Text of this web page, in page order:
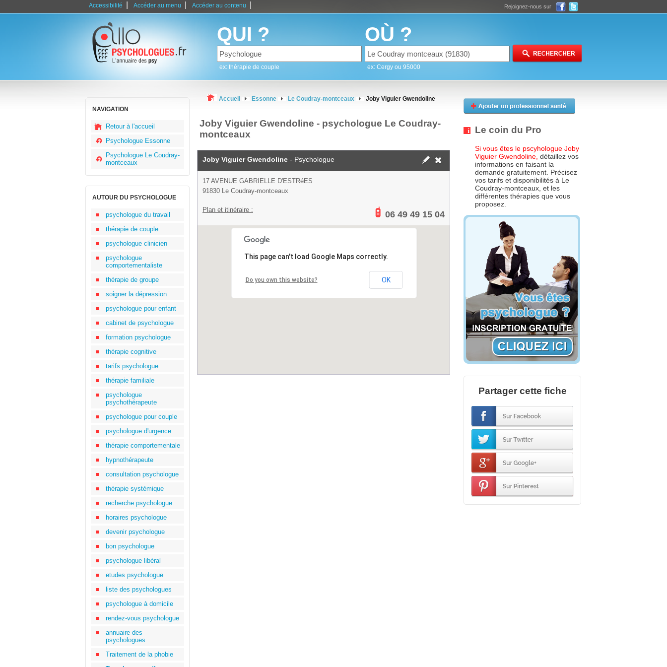
Accessibilité Accéder au menu Accéder au contenu Rejoignez-nous sur
QUI ?
ex: thérapie de couple
OÙ ?
ex: Cergy ou 95000
NAVIGATION
Retour à l'accueil
Psychologue Essonne
Psychologue Le Coudray-
montceaux
AUTOUR DU PSYCHOLOGUE
psychologue du travail
thérapie de couple
psychologue clinicien
psychologue
comportementaliste
thérapie de groupe
soigner la dépression
psychologue pour enfant
cabinet de psychologue
formation psychologue
thérapie cognitive
tarifs psychologue
thérapie familiale
psychologue
psychothérapeute
psychologue pour couple
psychologue d'urgence
thérapie comportementale
hypnothérapeute
consultation psychologue
thérapie systémique
recherche psychologue
horaires psychologue
devenir psychologue
bon psychologue
psychologue libéral
etudes psychologue
liste des psychologues
psychologue à domicile
rendez-vous psychologue
annuaire des
psychologues
Traitement de la phobie
Accueil Essonne Le Coudray-montceaux Joby Viguier Gwendoline
Joby Viguier Gwendoline - psychologue Le Coudray-
montceaux
Joby Viguier Gwendoline - Psychologue
17 AVENUE GABRIELLE D'ESTRéES
91830 Le Coudray-montceaux
Plan et itinéraire : 06 49 49 15 04
This page can't load Google Maps correctly.
Do you own this website? OK
Le coin du Pro
Si vous êtes le pscyhologue Joby
Viguier Gwendoline, détaillez vos
informations en faisant la
demande gratuitement. Précisez
vos tarifs et disponibilités à Le
Coudray-montceaux, et les
différentes thérapies que vous
proposez.
Partager cette fiche